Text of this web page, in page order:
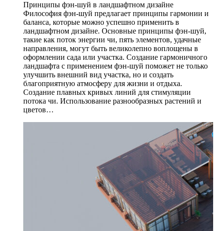
Принципы фэн-шуй в ландшафтном дизайне
Философия фэн-шуй предлагает принципы гармонии и
баланса, которые можно успешно применить в
ландшафтном дизайне. Основные принципы фэн-шуй,
такие как поток энергии чи, пять элементов, удачные
направления, могут быть великолепно воплощены в
оформлении сада или участка. Создание гармоничного
ландшафта с применением фэн-шуй поможет не только
улучшить внешний вид участка, но и создать
благоприятную атмосферу для жизни и отдыха.
Создание плавных кривых линий для стимуляции
потока чи. Использование разнообразных растений и
цветов…